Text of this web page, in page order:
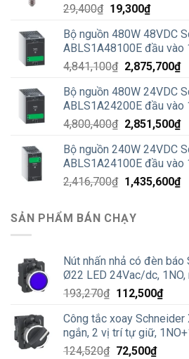
29,400₫ Giá
là:
29,400₫.
19,300₫Giá
tại
là:
19,300₫.
Bộ nguồn 480W 48VDC
ABLS1A48100E đầu vào
4,841,100₫ Giá
là:
4,841,100₫.
2,875,700₫Giá
Bộ nguồn 480W 24VDC
ABLS1A24200E đầu vào
4,800,400₫ Giá
là:
4,800,400₫.
2,851,500₫Giá
Bộ nguồn 240W 24VDC
ABLS1A24100E đầu vào
2,416,700₫ Giá
2,416,700₫.
1,435,600₫Giá
SẢN PHẨM BÁN CHẠY
Nút nhấn nhả có đèn báo
Ø22 LED 24Vac/dc, 1NO,
193,270₫ Giá
là:
193,270₫.
112,500₫Giá
tại
là:
Công tắc xoay
ngắn, 2 vị trí tự giữ,
124,520₫ Giá
72,500₫Giá